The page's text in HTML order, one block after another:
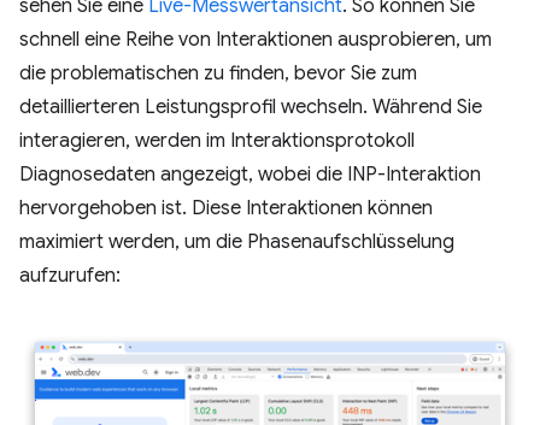
sehen Sie eine Live-Messwertansicht. So können Sie
schnell eine Reihe von Interaktionen ausprobieren, um
die problematischen zu finden, bevor Sie zum
detaillierteren Leistungsprofil wechseln. Während Sie
interagieren, werden im Interaktionsprotokoll
Diagnosedaten angezeigt, wobei die INP-Interaktion
hervorgehoben ist. Diese Interaktionen können
maximiert werden, um die Phasenaufschlüsselung
aufzurufen: